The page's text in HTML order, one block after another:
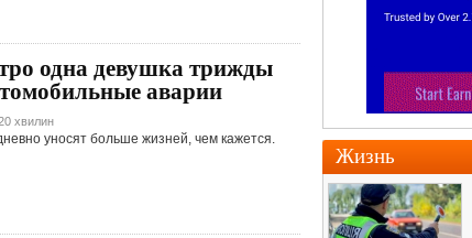
одна девушка трижды
аварии
хвилин
уносят больше жизней, чем кажется.
Жизнь